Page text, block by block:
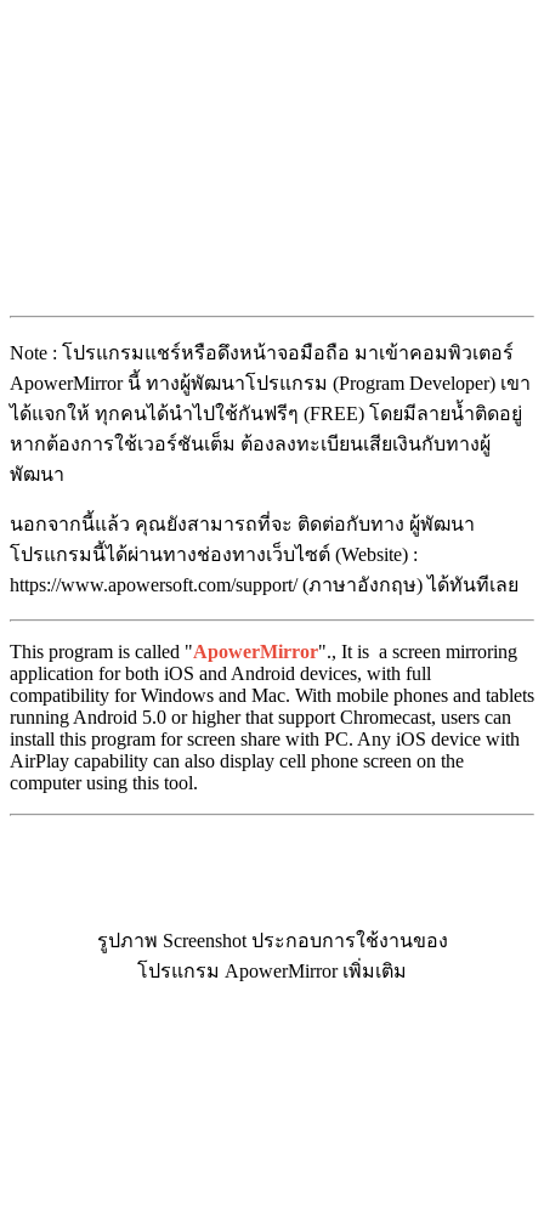
Note : โปรแกรมแชร์หรือดึงหน้าจอมือถือ มาเข้าคอมพิวเตอร์
ApowerMirror นี้ ทางผู้พัฒนาโปรแกรม (Program Developer) เขา
ได้แจกให้ ทุกคนได้นำไปใช้กันฟรีๆ (FREE) โดยมีลายน้ำติดอยู่
หากต้องการใช้เวอร์ชันเต็ม ต้องลงทะเบียนเสียเงินกับทางผู้
พัฒนา
นอกจากนี้แล้ว คุณยังสามารถที่จะ ติดต่อกับทาง ผู้พัฒนา
โปรแกรมนี้ได้ผ่านทางช่องทางเว็บไซต์ (Website) :
https://www.apowersoft.com/support/ (ภาษาอังกฤษ) ได้ทันทีเลย
This program is called "ApowerMirror"., It is a screen mirroring
application for both iOS and Android devices, with full
compatibility for Windows and Mac. With mobile phones and tablets
running Android 5.0 or higher that support Chromecast, users can
install this program for screen share with PC. Any iOS device with
AirPlay capability can also display cell phone screen on the
computer using this tool.
รูปภาพ Screenshot ประกอบการใช้งานของ
โปรแกรม ApowerMirror เพิ่มเติม